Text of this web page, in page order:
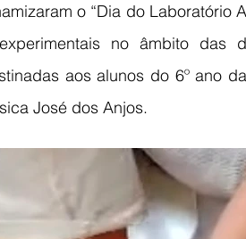
o “Dia do Laboratório
no âmbito das
aos alunos do 6º ano
José dos Anjos.